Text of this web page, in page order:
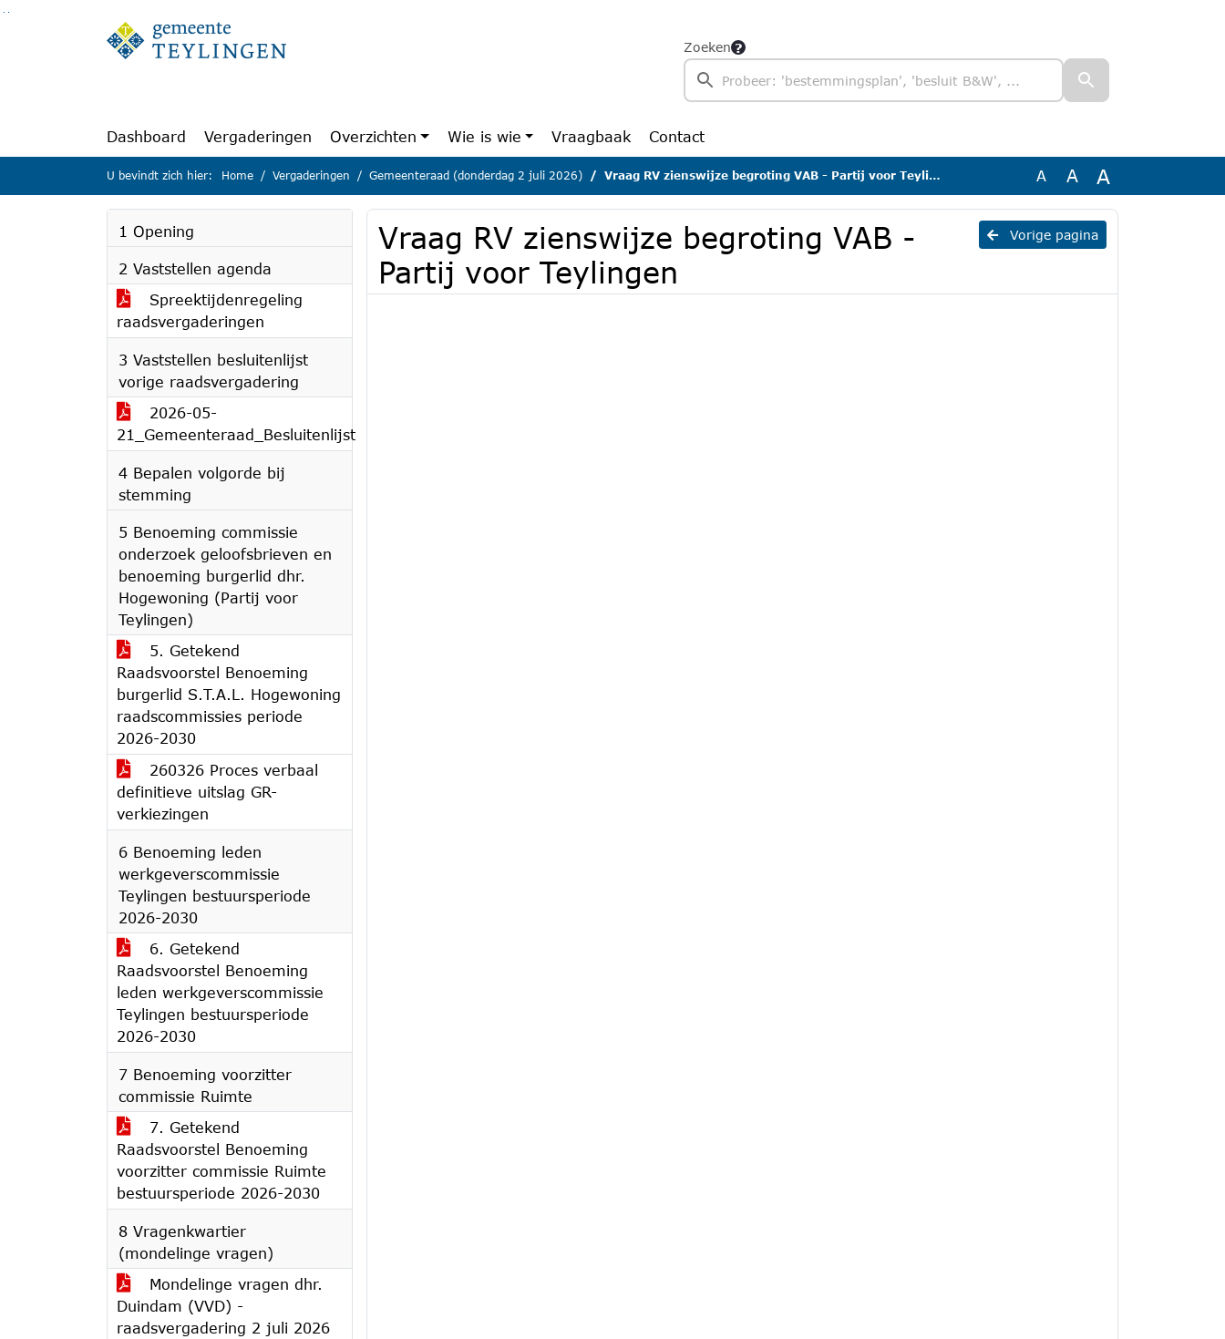
Ga naar de inhoud van deze pagina
Ga naar het zoeken
Ga naar het menu
Zoeken
Dashboard Vergaderingen Overzichten Wie is wie Vraagbaak Contact
U bevindt zich hier: Home Vergaderingen Gemeenteraad (donderdag 2 juli 2026) Vraag RV zienswijze begroting VAB - Partij voor Teylingen A A A
1 Opening
2 Vaststellen agenda
Spreektijdenregeling
raadsvergaderingen
3 Vaststellen besluitenlijst
vorige raadsvergadering
2026-05-
21_Gemeenteraad_Besluitenlijst
4 Bepalen volgorde bij
stemming
5 Benoeming commissie
onderzoek geloofsbrieven en
benoeming burgerlid dhr.
Hogewoning (Partij voor
Teylingen)
5. Getekend
Raadsvoorstel Benoeming
burgerlid S.T.A.L. Hogewoning
raadscommissies periode
2026-2030
260326 Proces verbaal
definitieve uitslag GR-
verkiezingen
6 Benoeming leden
werkgeverscommissie
Teylingen bestuursperiode
2026-2030
6. Getekend
Raadsvoorstel Benoeming
leden werkgeverscommissie
Teylingen bestuursperiode
2026-2030
7 Benoeming voorzitter
commissie Ruimte
7. Getekend
Raadsvoorstel Benoeming
voorzitter commissie Ruimte
bestuursperiode 2026-2030
8 Vragenkwartier
(mondelinge vragen)
Mondelinge vragen dhr.
Duindam (VVD) -
raadsvergadering 2 juli 2026
Vorige pagina
Vraag RV zienswijze begroting VAB -
Partij voor Teylingen